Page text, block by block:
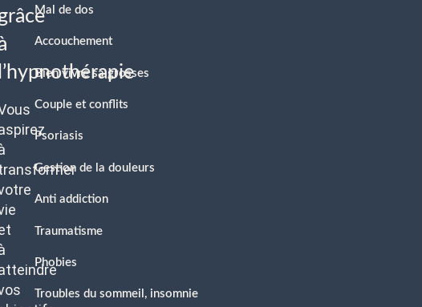
l’hypnothérapie
Mal de dos
Accouchement
Bien vivre sa grosses
Couple et conflits
Psoriasis
Gestion de la douleurs
Anti addiction
Traumatisme
Phobies
Troubles du sommeil, insomnie